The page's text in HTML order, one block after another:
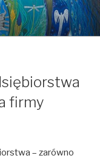
firmy
– zarówno